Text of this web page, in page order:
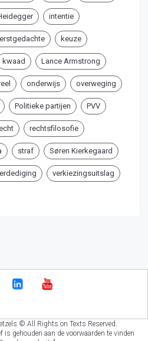
intentie
keuze
kwaad Lance Armstrong
onderwijs overweging
Politieke partijen PVV
rechtsfilosofie
straf Søren Kierkegaard
verkiezingsuitslag
© All Rights on Texts Reserved.
is gehouden aan de voorwaarden te vinden